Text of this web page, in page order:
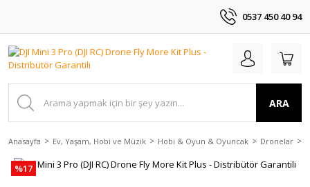
0537 450 40 94
ARA
Anasayfa Ev, Yaşam, Hobi ve Müzik Hobi & Oyun & Oyuncak Dronelar
%17